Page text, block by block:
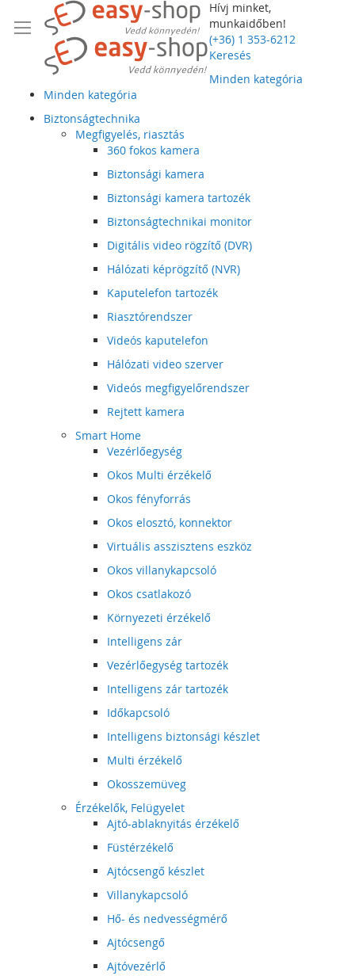
Hívj minket,
munkaidőben!
(+36) 1 353-6212
Keresés
Minden kategória
Minden kategória
Biztonságtechnika
Megfigyelés, riasztás
360 fokos kamera
Biztonsági kamera
Biztonsági kamera tartozék
Biztonságtechnikai monitor
Digitális video rögzítő (DVR)
Hálózati képrögzítő (NVR)
Kaputelefon tartozék
Riasztórendszer
Videós kaputelefon
Hálózati video szerver
Videós megfigyelőrendszer
Rejtett kamera
Smart Home
Vezérlőegység
Okos Multi érzékelő
Okos fényforrás
Okos elosztó, konnektor
Virtuális asszisztens eszköz
Okos villanykapcsoló
Okos csatlakozó
Környezeti érzékelő
Intelligens zár
Vezérlőegység tartozék
Intelligens zár tartozék
Időkapcsoló
Intelligens biztonsági készlet
Multi érzékelő
Okosszemüveg
Érzékelők, Felügyelet
Ajtó-ablaknyitás érzékelő
Füstérzékelő
Ajtócsengő készlet
Villanykapcsoló
Hő- és nedvességmérő
Ajtócsengő
Ajtóvezérlő